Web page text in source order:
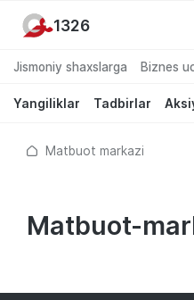
Jismoniy shaxslarga Biznes
Yangiliklar Tadbirlar
1326
Matbuot markazi
Matbuot-